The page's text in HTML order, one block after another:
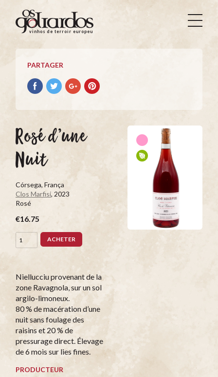
Os
Goliardos
Vinhos
Terroir
Europeus
vinhos de terroir europeus
PARTAGER
Partager
avec
Partager
avec
Partager
avec
Partager
avec
Rosé d’une
Nuit
Córsega, França
Clos Marfisi, 2023
Rosé
€16.75
ACHETER
Niellucciu provenant de la
zone Ravagnola, sur un sol
argilo-limoneux.
80 % de macération d’une
nuit sans foulage des
raisins et 20 % de
pressurage direct. Élevage
de 6 mois sur lies fines.
PRODUCTEUR